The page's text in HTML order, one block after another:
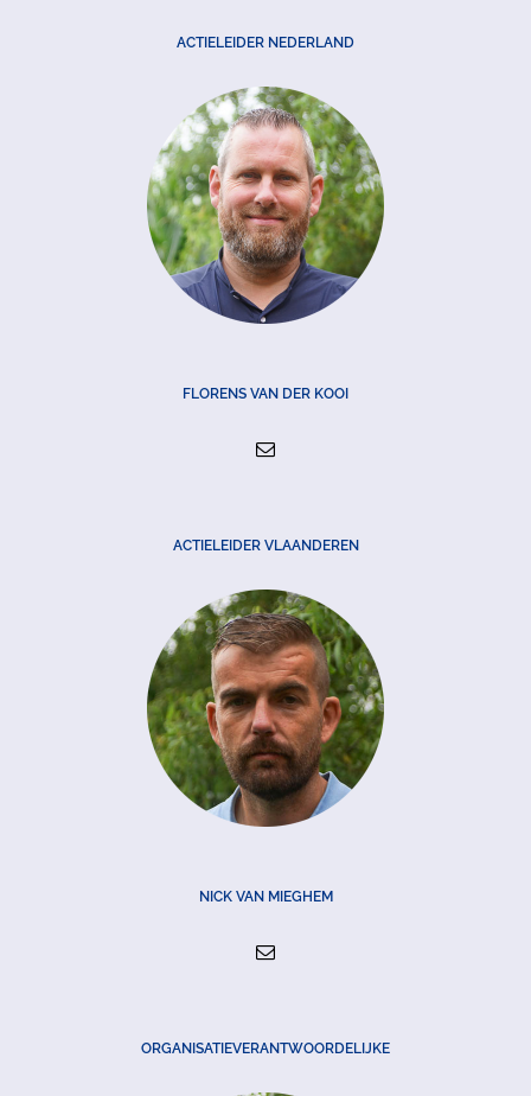
ACTIELEIDER NEDERLAND
FLORENS VAN DER KOOI
ACTIELEIDER VLAANDEREN
NICK VAN MIEGHEM
ORGANISATIEVERANTWOORDELIJKE